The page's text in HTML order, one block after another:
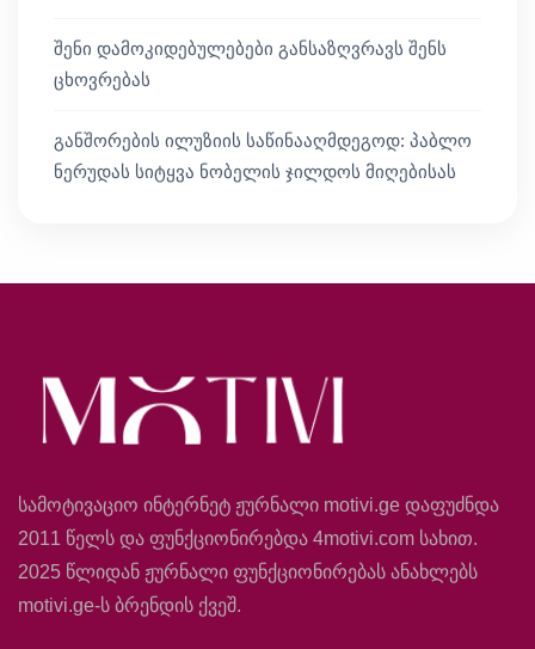
შენი დამოკიდებულებები განსაზღვრავს შენს
ცხოვრებას
განშორების ილუზიის საწინააღმდეგოდ: პაბლო
ნერუდას სიტყვა ნობელის ჯილდოს მიღებისას
სამოტივაციო ინტერნეტ ჟურნალი motivi.ge დაფუძნდა
2011 წელს და ფუნქციონირებდა 4motivi.com სახით.
2025 წლიდან ჟურნალი ფუნქციონირებას ანახლებს
motivi.ge-ს ბრენდის ქვეშ.